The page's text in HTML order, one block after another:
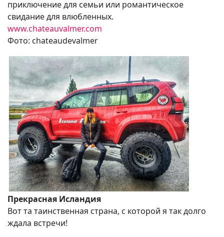
приключение для семьи или романтическое
свидание для влюбленных.
www.chateauvalmer.com
Фото: chateaudevalmer
Прекрасная Исландия
Вот та таинственная страна, с которой я так долго
ждала встречи!